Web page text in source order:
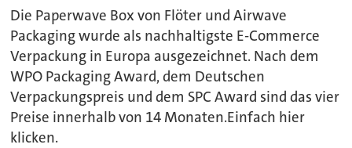
Die Paperwave Box von Flöter und Airwave
Packaging wurde als nachhaltigste E-Commerce
Verpackung in Europa ausgezeichnet. Nach dem
WPO Packaging Award, dem Deutschen
Verpackungspreis und dem SPC Award sind das vier
Preise innerhalb von 14 Monaten.Einfach hier
klicken.